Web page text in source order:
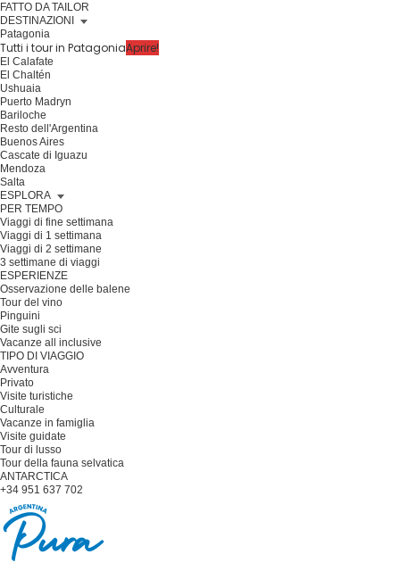
FATTO DA TAILOR
DESTINAZIONI
Patagonia
Tutti i tour in PatagoniaAprire!
El Calafate
El Chaltén
Ushuaia
Puerto Madryn
Bariloche
Resto dell'Argentina
Buenos Aires
Cascate di Iguazu
Mendoza
Salta
ESPLORA
PER TEMPO
Viaggi di fine settimana
Viaggi di 1 settimana
Viaggi di 2 settimane
3 settimane di viaggi
ESPERIENZE
Osservazione delle balene
Tour del vino
Pinguini
Gite sugli sci
Vacanze all inclusive
TIPO DI VIAGGIO
Avventura
Privato
Visite turistiche
Culturale
Vacanze in famiglia
Visite guidate
Tour di lusso
Tour della fauna selvatica
ANTARCTICA
+34 951 637 702